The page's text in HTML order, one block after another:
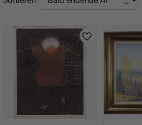
Auktionen